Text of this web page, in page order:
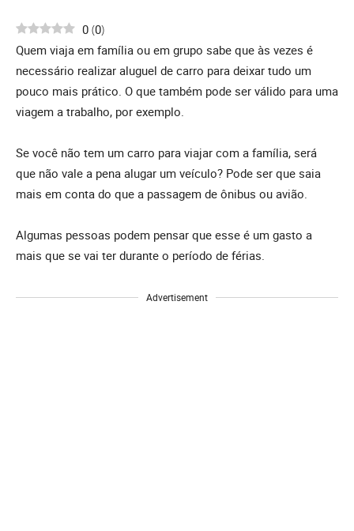
0 (0)
Quem viaja em família ou em grupo sabe que às vezes é
necessário realizar aluguel de carro para deixar tudo um
pouco mais prático. O que também pode ser válido para uma
viagem a trabalho, por exemplo.
Se você não tem um carro para viajar com a família, será
que não vale a pena alugar um veículo? Pode ser que saia
mais em conta do que a passagem de ônibus ou avião.
Algumas pessoas podem pensar que esse é um gasto a
mais que se vai ter durante o período de férias.
Advertisement